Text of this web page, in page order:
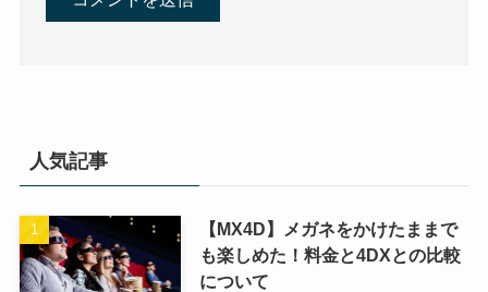
人気記事
【MX4D】メガネをかけたままで
も楽しめた！料金と4DXとの比較
について